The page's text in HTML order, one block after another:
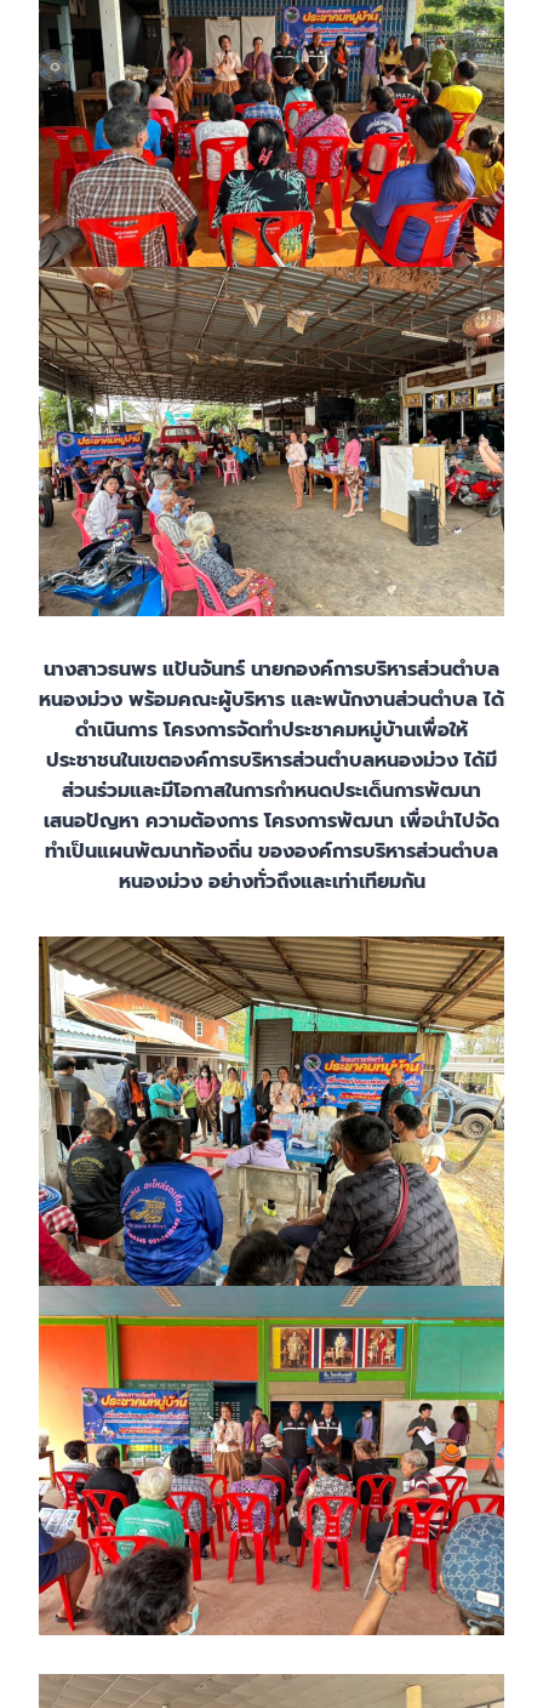
นางสาวธนพร แป้นจันทร์ นายกองค์การบริหารส่วนตำบล
หนองม่วง พร้อมคณะผู้บริหาร และพนักงานส่วนตำบล ได้
ดำเนินการ โครงการจัดทำประชาคมหมู่บ้านเพื่อให้
ประชาชนในเขตองค์การบริหารส่วนตำบลหนองม่วง ได้มี
ส่วนร่วมและมีโอกาสในการกำหนดประเด็นการพัฒนา
เสนอปัญหา ความต้องการ โครงการพัฒนา เพื่อนำไปจัด
ทำเป็นแผนพัฒนาท้องถิ่น ขององค์การบริหารส่วนตำบล
หนองม่วง อย่างทั่วถึงและเท่าเทียมกัน